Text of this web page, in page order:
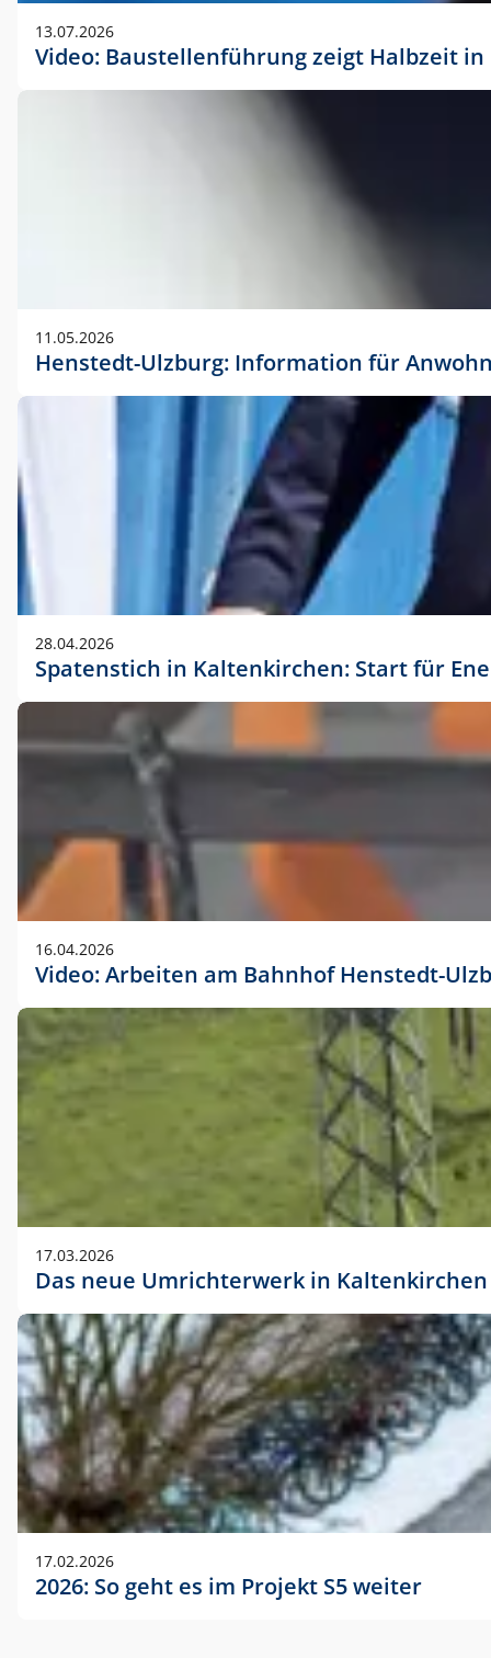
13.07.2026
Video: Baustellenführung zeigt Halbzeit
11.05.2026
Henstedt-Ulzburg: Information für
28.04.2026
Spatenstich in Kaltenkirchen: Start für
16.04.2026
Video: Arbeiten am Bahnhof Henstedt-
17.03.2026
Das neue Umrichterwerk in Kaltenkirchen
17.02.2026
2026: So geht es im Projekt S5 weiter